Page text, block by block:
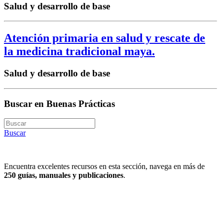
Salud y desarrollo de base
Atención primaria en salud y rescate de
la medicina tradicional maya.
Salud y desarrollo de base
Buscar en Buenas Prácticas
Buscar
Encuentra excelentes recursos en esta sección, navega en más de
250 guías, manuales y publicaciones.